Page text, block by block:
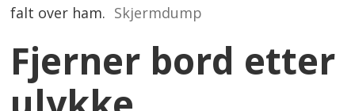
falt over ham. Skjermdump
Fjerner bord etter